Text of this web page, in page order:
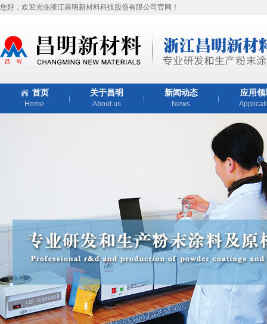
您好，欢迎光临浙江昌明新材料科技股份有限公司官网！
首页
Home
关于昌明
About us
新闻动态
News
应用领